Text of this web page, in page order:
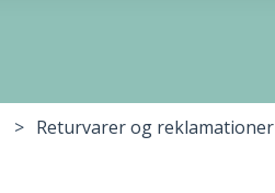
Returvarer og reklamationer